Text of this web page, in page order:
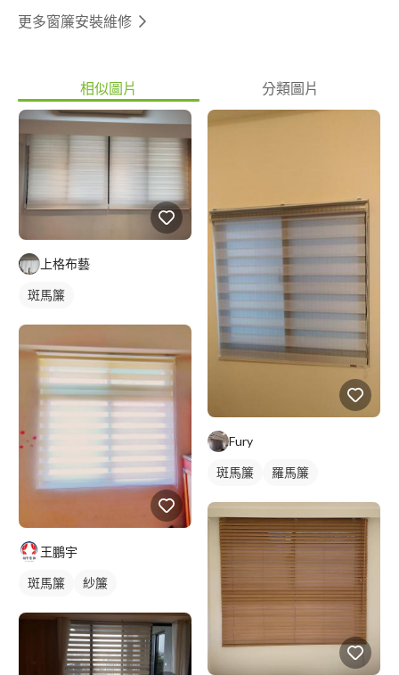
更多窗簾安裝維修
相似圖片 分類圖片
上格布藝
斑馬簾
王鵬宇
斑馬簾 紗簾
Fury
斑馬簾 羅馬簾